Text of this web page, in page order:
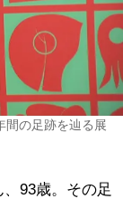
の足跡を辿る展
93歳。その足